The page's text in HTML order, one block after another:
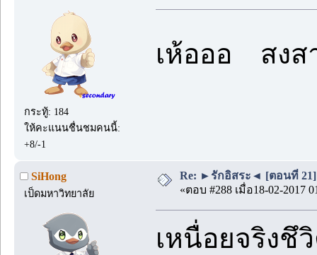
กระทู้: 184
ให้คะแนนชื่นชมคนนี้:
+8/-1
เห้อออ สงส
SiHong
เป็ดมหาวิทยาลัย
Re: ►รักอิสระ◄ [ตอนที่ 21]
«ตอบ #288 เมื่อ18-02-2017
เหนื่อยจริงชึ